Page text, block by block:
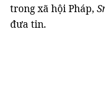
trong xã hội Pháp,
đưa tin.